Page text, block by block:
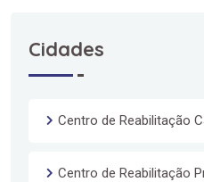
Cidades
Centro de Reabilitação
Centro de Reabilitação